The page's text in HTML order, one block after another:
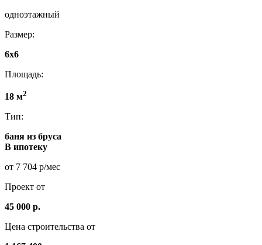
одноэтажный
Размер:
6x6
Площадь:
18 м2
Тип:
баня из бруса
В ипотеку
от 7 704 р/мес
Проект от
45 000 р.
Цена строительства от